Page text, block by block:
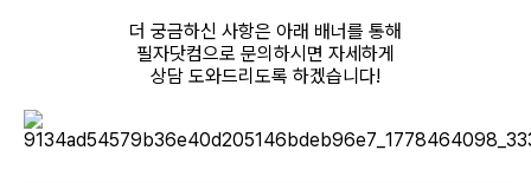
더 궁금하신 사항은 아래 배너를 통해
필자닷컴으로 문의하시면 자세하게
상담 도와드리도록 하겠습니다!